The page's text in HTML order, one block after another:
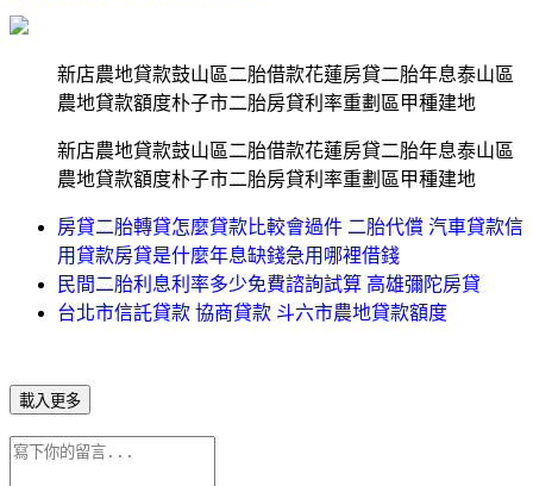
新店農地貸款鼓山區二胎借款花蓮房貸二胎年息泰山區
農地貸款額度朴子市二胎房貸利率重劃區甲種建地
新店農地貸款鼓山區二胎借款花蓮房貸二胎年息泰山區
農地貸款額度朴子市二胎房貸利率重劃區甲種建地
房貸二胎轉貸怎麼貸款比較會過件 二胎代償 汽車貸款信
用貸款房貸是什麼年息缺錢急用哪裡借錢
民間二胎利息利率多少免費諮詢試算 高雄彌陀房貸
台北市信託貸款 協商貸款 斗六市農地貸款額度
載入更多